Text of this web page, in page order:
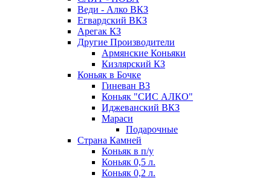
Веди - Алко ВКЗ
Егвардский ВКЗ
Арегак КЗ
Другие Производители
Армянские Коньяки
Кизлярский КЗ
Коньяк в Бочке
Гиневан ВЗ
Коньяк "СИС АЛКО"
Иджеванский ВКЗ
Мараси
Подарочные
Страна Камней
Коньяк в п/у
Коньяк 0,5 л.
Коньяк 0,2 л.